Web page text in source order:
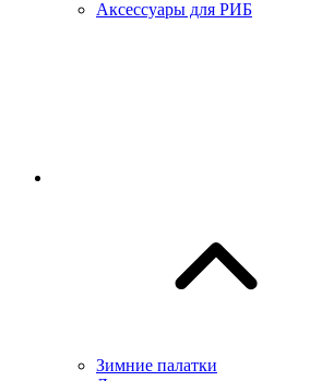
Аксессуары для РИБ
Зимние палатки